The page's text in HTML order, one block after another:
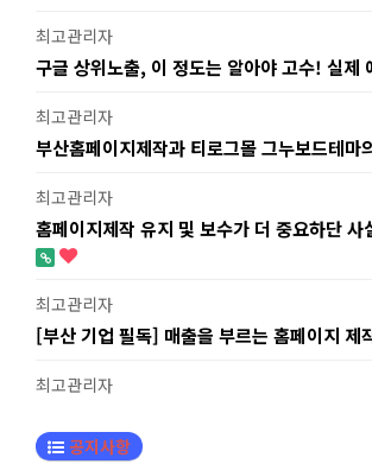
최고관리자
구글 상위노출, 이 정도는 알아야 고수! 실제
최고관리자
부산홈페이지제작과 티로그몰 그누보드테마
최고관리자
홈페이지제작 유지 및 보수가 더 중요하단
최고관리자
[부산 기업 필독] 매출을 부르는 홈페이지
최고관리자
공지사항